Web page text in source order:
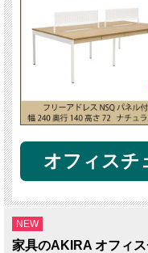
オフィスチ
NEW
家具のAKIRA オフィ